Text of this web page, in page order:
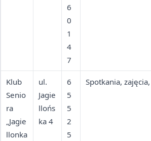
6
0
1
4
7
Klub
Senio
ra
„Jagie
llonka
ul.
Jagie
llońs
ka 4
6
5
5
2
5
Spotkania,